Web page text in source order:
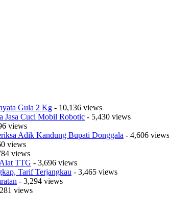
Gula 2 Kg - 10,136 views
Jasa Cuci Mobil Robotic - 5,430 views
views
Adik Kandung Bupati Donggala - 4,606 views
views
views
TTG - 3,696 views
Tarif Terjangkau - 3,465 views
- 3,294 views
views